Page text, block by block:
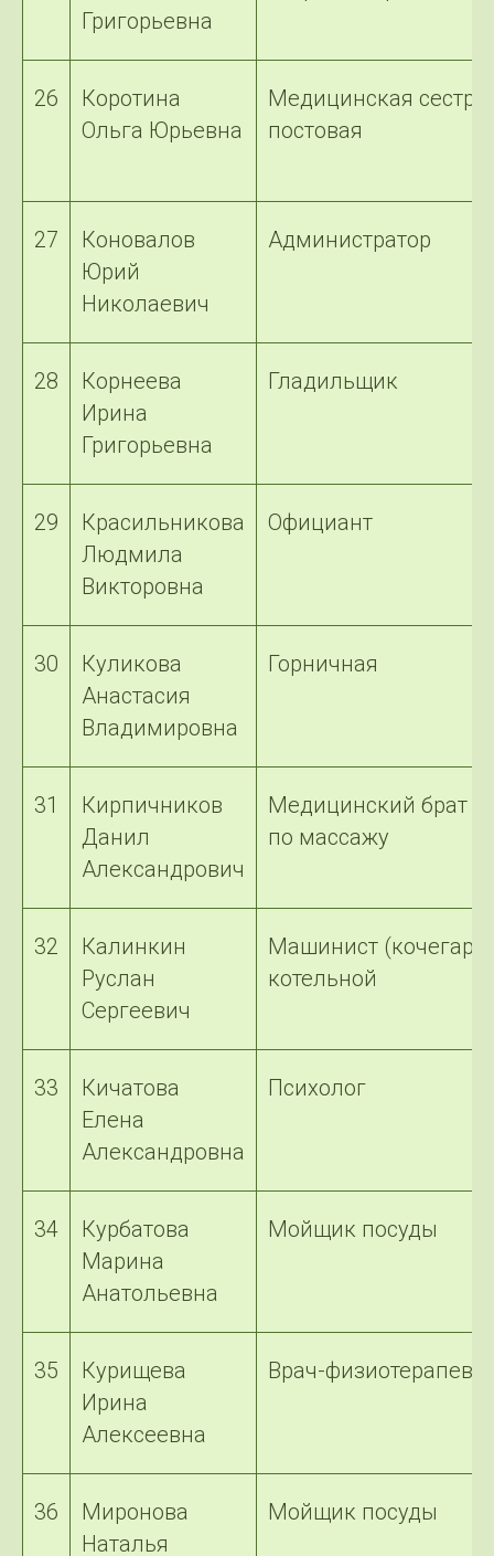
Григорьевна
26
Коротина
Ольга Юрьевна
Медицинская сестра
постовая
27
Коновалов
Юрий
Николаевич
Администратор
28
Корнеева
Ирина
Григорьевна
Гладильщик
29
Красильникова
Людмила
Викторовна
Официант
30
Куликова
Анастасия
Владимировна
Горничная
31
Кирпичников
Данил
Александрович
Медицинский брат
по массажу
32
Калинкин
Руслан
Сергеевич
Машинист (кочегар)
котельной
33
Кичатова
Елена
Александровна
Психолог
34
Курбатова
Марина
Анатольевна
Мойщик посуды
35
Курищева
Ирина
Алексеевна
Врач-физиотерапевт
36
Миронова
Наталья
Мойщик посуды